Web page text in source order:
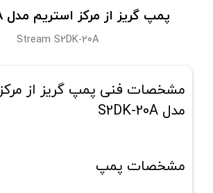
پمپ گریز از مرکز استریم مدل S2DK-20A
Stream S2DK-20A
مشخصات فنی پمپ گریز از
مدل S2DK-20A
مشخصات پمپ